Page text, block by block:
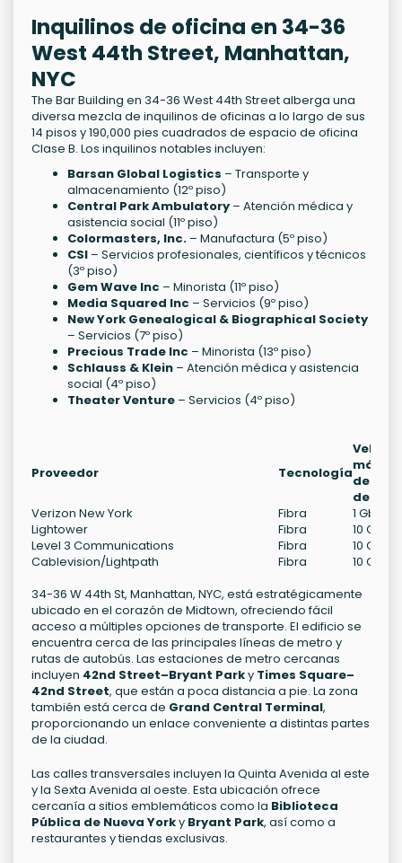
Inquilinos de oficina en 34-36
West 44th Street, Manhattan,
NYC
The Bar Building en 34-36 West 44th Street alberga una
diversa mezcla de inquilinos de oficinas a lo largo de sus
14 pisos y 190,000 pies cuadrados de espacio de oficina
Clase B. Los inquilinos notables incluyen:
Barsan Global Logistics – Transporte y
almacenamiento (12º piso)
Central Park Ambulatory – Atención médica y
asistencia social (11º piso)
Colormasters, Inc. – Manufactura (5º piso)
CSI – Servicios profesionales, científicos y técnicos
(3º piso)
Gem Wave Inc – Minorista (11º piso)
Media Squared Inc – Servicios (9º piso)
New York Genealogical & Biographical Society
– Servicios (7º piso)
Precious Trade Inc – Minorista (13º piso)
Schlauss & Klein – Atención médica y asistencia
social (4º piso)
Theater Venture – Servicios (4º piso)
Proveedor Tecnologíade
Verizon New York
Fibra
1 Gb/s
Lightower
Fibra
10 Gb/s
Level 3 Communications
Fibra
10 Gb/s
Cablevision/Lightpath
Fibra
10 Gb/s
34-36 W 44th St, Manhattan, NYC, está estratégicamente
ubicado en el corazón de Midtown, ofreciendo fácil
acceso a múltiples opciones de transporte. El edificio se
encuentra cerca de las principales líneas de metro y
rutas de autobús. Las estaciones de metro cercanas
incluyen 42nd Street–Bryant Parky Times Square–
42nd Street, que están a poca distancia a pie. La zona
también está cerca de Grand Central Terminal,
proporcionando un enlace conveniente a distintas partes
de la ciudad.
Las calles transversales incluyen la Quinta Avenida al este
y la Sexta Avenida al oeste. Esta ubicación ofrece
cercanía a sitios emblemáticos como la Biblioteca
Pública de Nueva Yorky Bryant Park, así como a
restaurantes y tiendas exclusivas.